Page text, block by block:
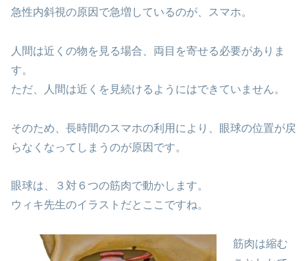
急性内斜視の原因で急増しているのが、スマホ。
人間は近くの物を見る場合、両目を寄せる必要がありま
す。
ただ、人間は近くを見続けるようにはできていません。
そのため、長時間のスマホの利用により、眼球の位置が戻
らなくなってしまうのが原因です。
眼球は、３対６つの筋肉で動かします。
ウィキ先生のイラストだとここですね。
筋肉は縮む